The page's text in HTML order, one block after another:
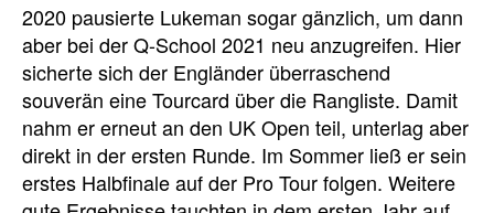
2020 pausierte Lukeman sogar gänzlich, um dann
aber bei der Q-School 2021 neu anzugreifen. Hier
sicherte sich der Engländer überraschend
souverän eine Tourcard über die Rangliste. Damit
nahm er erneut an den UK Open teil, unterlag aber
direkt in der ersten Runde. Im Sommer ließ er sein
erstes Halbfinale auf der Pro Tour folgen. Weitere